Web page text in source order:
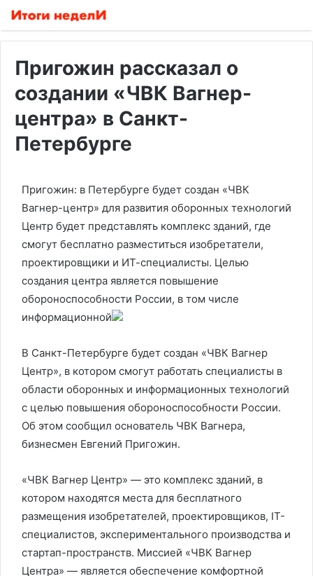
Пригожин рассказал о
создании «ЧВК Вагнер-
центра» в Санкт-
Петербурге
Пригожин: в Петербурге будет создан «ЧВК
Вагнер-центр» для развития оборонных технологий
Центр будет представлять комплекс зданий, где
смогут бесплатно разместиться изобретатели,
проектировщики и ИТ-специалисты. Целью
создания центра является повышение
обороноспособности России, в том числе
информационной
В Санкт-Петербурге будет создан «ЧВК Вагнер
Центр», в котором смогут работать специалисты в
области оборонных и информационных технологий
с целью повышения обороноспособности России.
Об этом сообщил основатель ЧВК Вагнера,
бизнесмен Евгений Пригожин.
«ЧВК Вагнер Центр» — это комплекс зданий, в
котором находятся места для бесплатного
размещения изобретателей, проектировщиков, IT-
специалистов, экспериментального производства и
стартап-пространств. Миссией «ЧВК Вагнер
Центра» — является обеспечение комфортной